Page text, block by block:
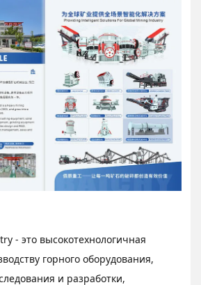
- это высокотехнологичная
горного оборудования,
и разработки,